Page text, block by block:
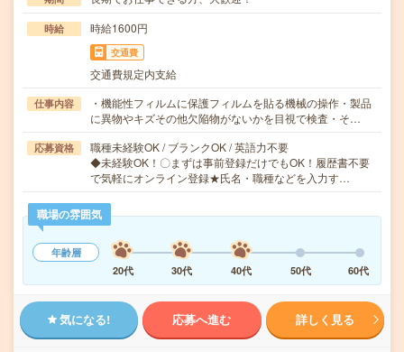
時給 時給1600円
交通費
交通費規定内支給
仕事内容
・機能性フィルムに保護フィルムを貼る機械の操作・製品
に異物やキズその他欠陥物がないかを目視で検査・そ…
応募資格
職種未経験OK / ブランクOK / 英語力不要
◆未経験OK！〇まずは事前登録だけでもOK！履歴書不要
で気軽にオンライン登録★氏名・職種などを入力す…
職場の雰囲気
年齢層
20代
30代 40代 50代 60代
気になる! 応募へ進む 詳しく見る